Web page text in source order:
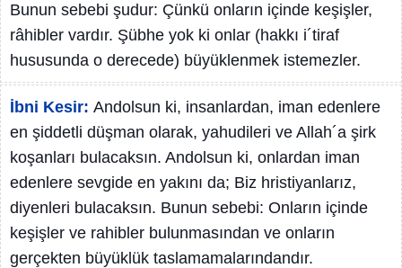
Bunun sebebi şudur: Çünkü onların içinde keşişler,
râhibler vardır. Şübhe yok ki onlar (hakkı i´tiraf
hususunda o derecede) büyüklenmek istemezler.
İbni Kesir: Andolsun ki, insanlardan, iman edenlere
en şiddetli düşman olarak, yahudileri ve Allah´a şirk
koşanları bulacaksın. Andolsun ki, onlardan iman
edenlere sevgide en yakını da; Biz hristiyanlarız,
diyenleri bulacaksın. Bunun sebebi: Onların içinde
keşişler ve rahibler bulunmasından ve onların
gerçekten büyüklük taslamamalarındandır.